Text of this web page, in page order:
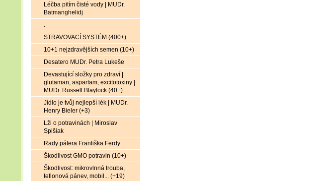
Léčba pitím čisté vody | MUDr.
Batmanghelidj
.
STRAVOVACÍ SYSTÉM (400+)
10+1 nejzdravějších semen (10+)
Desatero MUDr. Petra Lukeše
Devastující složky pro zdraví |
glutaman, aspartam, excitotoxiny |
MUDr. Russell Blaylock (40+)
Jídlo je tvůj nejlepší lék | MUDr.
Henry Bieler (+3)
Lži o potravinách | Miroslav
Spišiak
Rady pátera Františka Ferdy
Škodlivost GMO potravin (10+)
Škodlivost: mikrovlnná trouba,
teflonová pánev, mobil... (+19)